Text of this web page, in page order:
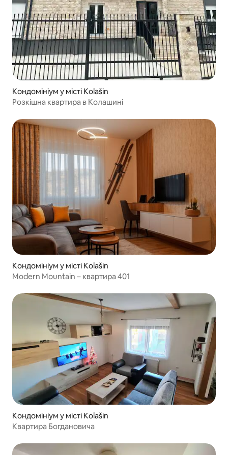
Кондомініум у місті Kolašin
Розкішна квартира в Колашині
Кондомініум у місті Kolašin
Modern Mountain – квартира 401
Кондомініум у місті Kolašin
Квартира Богдановича